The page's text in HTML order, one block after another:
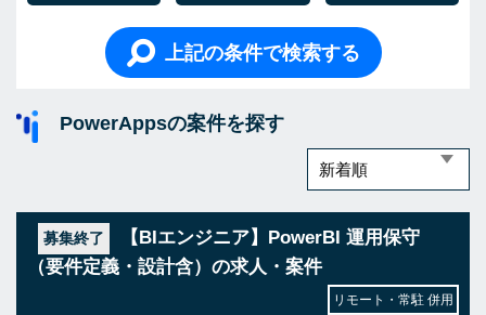
上記の条件で検索する
PowerAppsの案件を探す
募集終了
【BIエンジニア】PowerBI 運用保守
（要件定義・設計含）の求人・案件
リモート・常駐 併用